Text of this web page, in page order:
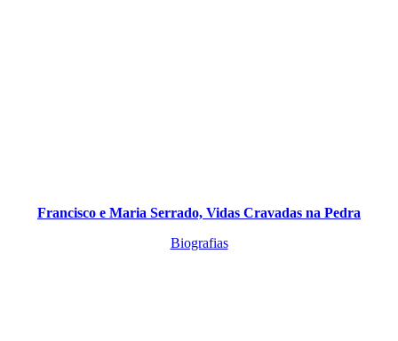
Francisco e Maria Serrado, Vidas Cravadas na Pedra
Biografias